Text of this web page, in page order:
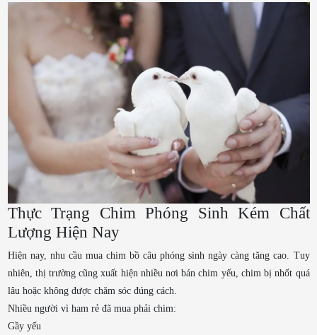
Thực Trạng Chim Phóng Sinh Kém Chất
Lượng Hiện Nay
Hiện nay, nhu cầu mua chim bồ câu phóng sinh ngày càng tăng cao. Tuy
nhiên, thị trường cũng xuất hiện nhiều nơi bán chim yếu, chim bị nhốt quá
lâu hoặc không được chăm sóc đúng cách.
Nhiều người vì ham rẻ đã mua phải chim:
Gầy yếu